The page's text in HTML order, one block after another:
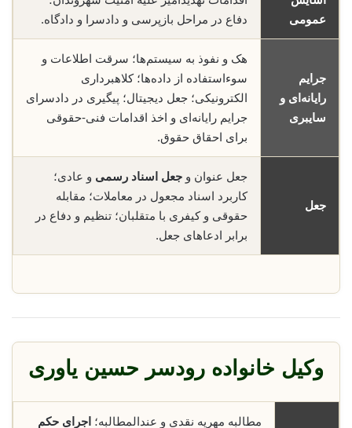
عمومی
دفاع در مراحل بازپرسی و دادسرا و دادگاه.
جرایم
رایانه‌ای و
سایبری
هک و نفوذ به سیستم‌ها؛ سرقت اطلاعات و
سوء‌استفاده از داده‌ها؛ کلاهبرداری
الکترونیکی؛ جعل دیجیتال؛ پیگیری در دادسرای
جرایم رایانه‌ای و اخذ اقدامات فنی-حقوقی
برای احقاق حقوق.
جعل
جعل عنوان و جعل اسناد رسمی و عادی؛
کاربرد اسناد مجعول در معاملات؛ مقابله
حقوقی و کیفری با متقلبان؛ تنظیم و دفاع در
برابر ادعاهای جعل.
وکیل خانواده رودسر حسین یاوری
مطالبه مهریه نقدی و عندالمطالبه؛ اجرای حکم